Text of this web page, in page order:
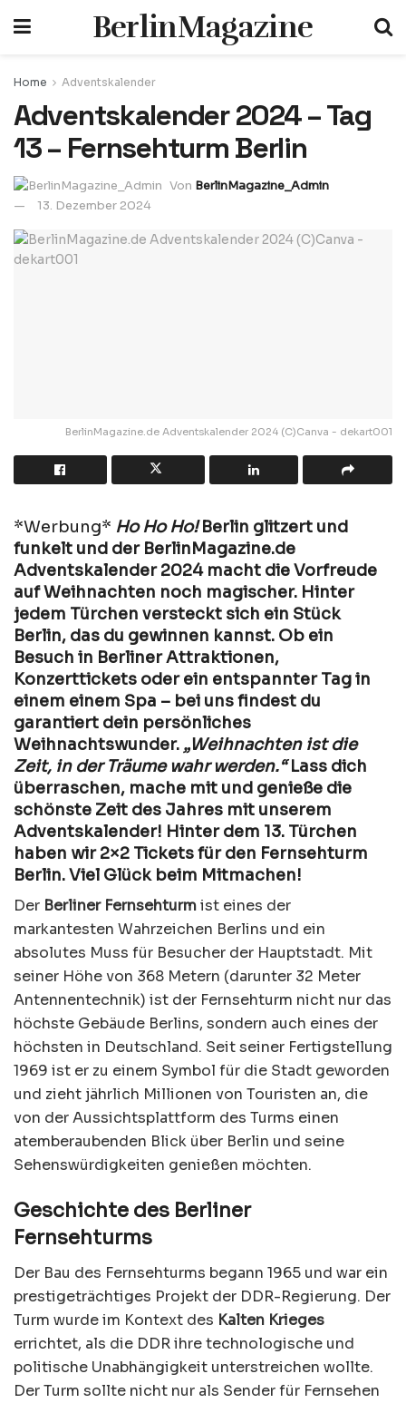
BerlinMagazine
Home Adventskalender
Adventskalender 2024 – Tag
13 – Fernsehturm Berlin
Von BerlinMagazine_Admin
13. Dezember 2024
BerlinMagazine.de Adventskalender 2024 (C)Canva - dekart001
*Werbung* Ho Ho Ho!Berlin glitzert und
funkelt und der BerlinMagazine.de
Adventskalender 2024 macht die Vorfreude
auf Weihnachten noch magischer. Hinter
jedem Türchen versteckt sich ein Stück
Berlin, das du gewinnen kannst. Ob ein
Besuch in Berliner Attraktionen,
Konzerttickets oder ein entspannter Tag in
einem einem Spa – bei uns findest du
garantiert dein persönliches
Weihnachtswunder. „Weihnachten ist die
Zeit, in der Träume wahr werden.“Lass dich
überraschen, mache mit und genieße die
schönste Zeit des Jahres mit unserem
Adventskalender! Hinter dem 13. Türchen
haben wir 2×2 Tickets für den Fernsehturm
Berlin. Viel Glück beim Mitmachen!
Der Berliner Fernsehturmist eines der
markantesten Wahrzeichen Berlins und ein
absolutes Muss für Besucher der Hauptstadt. Mit
seiner Höhe von 368 Metern (darunter 32 Meter
Antennentechnik) ist der Fernsehturm nicht nur das
höchste Gebäude Berlins, sondern auch eines der
höchsten in Deutschland. Seit seiner Fertigstellung
1969 ist er zu einem Symbol für die Stadt geworden
und zieht jährlich Millionen von Touristen an, die
von der Aussichtsplattform des Turms einen
atemberaubenden Blick über Berlin und seine
Sehenswürdigkeiten genießen möchten.
Geschichte des Berliner
Fernsehturms
Der Bau des Fernsehturms begann 1965 und war ein
prestigeträchtiges Projekt der DDR-Regierung. Der
Turm wurde im Kontext des Kalten Krieges
errichtet, als die DDR ihre technologische und
politische Unabhängigkeit unterstreichen wollte.
Der Turm sollte nicht nur als Sender für Fernsehen